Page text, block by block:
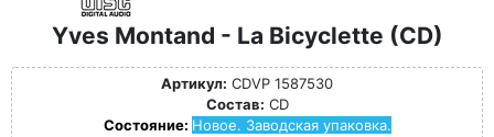
Yves Montand - La Bicyclette (CD)
Артикул: CDVP 1587530
Состав: CD
Состояние: Новое. Заводская упаковка.